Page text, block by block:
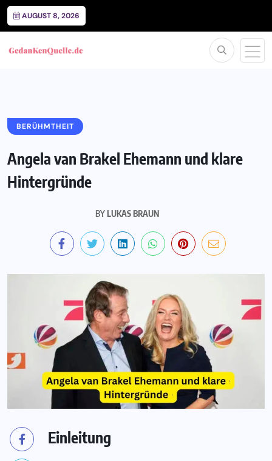
AUGUST 8, 2026
BERÜHMTHEIT
Angela van Brakel Ehemann und klare
Hintergründe
BYLUKAS BRAUN
Einleitung